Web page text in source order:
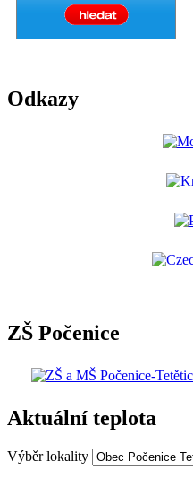
Odkazy
ZŠ Počenice
Aktuální teplota
Výběr lokality